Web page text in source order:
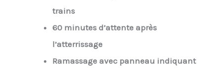
trains
60 minutes d’attente après
l’atterrissage
Ramassage avec panneau indiquant